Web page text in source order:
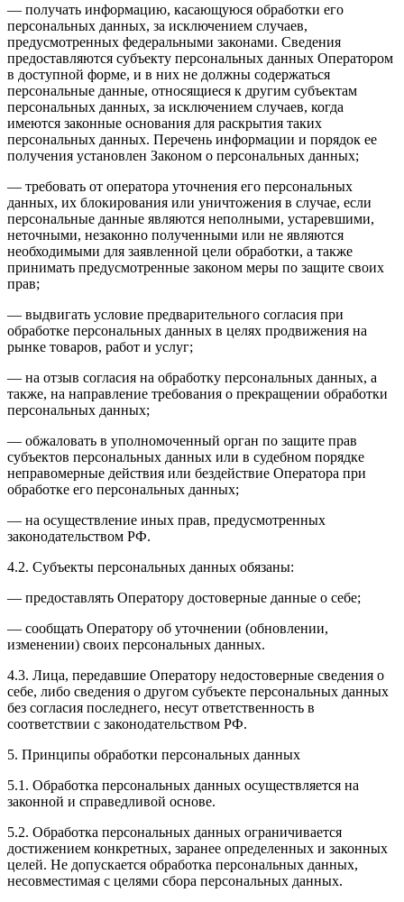
— получать информацию, касающуюся обработки его
персональных данных, за исключением случаев,
предусмотренных федеральными законами. Сведения
предоставляются субъекту персональных данных Оператором
в доступной форме, и в них не должны содержаться
персональные данные, относящиеся к другим субъектам
персональных данных, за исключением случаев, когда
имеются законные основания для раскрытия таких
персональных данных. Перечень информации и порядок ее
получения установлен Законом о персональных данных;
— требовать от оператора уточнения его персональных
данных, их блокирования или уничтожения в случае, если
персональные данные являются неполными, устаревшими,
неточными, незаконно полученными или не являются
необходимыми для заявленной цели обработки, а также
принимать предусмотренные законом меры по защите своих
прав;
— выдвигать условие предварительного согласия при
обработке персональных данных в целях продвижения на
рынке товаров, работ и услуг;
— на отзыв согласия на обработку персональных данных, а
также, на направление требования о прекращении обработки
персональных данных;
— обжаловать в уполномоченный орган по защите прав
субъектов персональных данных или в судебном порядке
неправомерные действия или бездействие Оператора при
обработке его персональных данных;
— на осуществление иных прав, предусмотренных
законодательством РФ.
4.2. Субъекты персональных данных обязаны:
— предоставлять Оператору достоверные данные о себе;
— сообщать Оператору об уточнении (обновлении,
изменении) своих персональных данных.
4.3. Лица, передавшие Оператору недостоверные сведения о
себе, либо сведения о другом субъекте персональных данных
без согласия последнего, несут ответственность в
соответствии с законодательством РФ.
5. Принципы обработки персональных данных
5.1. Обработка персональных данных осуществляется на
законной и справедливой основе.
5.2. Обработка персональных данных ограничивается
достижением конкретных, заранее определенных и законных
целей. Не допускается обработка персональных данных,
несовместимая с целями сбора персональных данных.